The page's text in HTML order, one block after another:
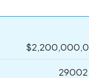
29002